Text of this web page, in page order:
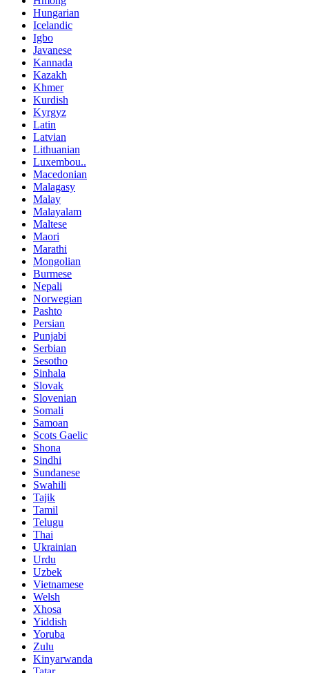
Hungarian
Icelandic
Igbo
Javanese
Kannada
Kazakh
Khmer
Kurdish
Kyrgyz
Latin
Latvian
Lithuanian
Luxembou..
Macedonian
Malagasy
Malay
Malayalam
Maltese
Maori
Marathi
Mongolian
Burmese
Nepali
Norwegian
Pashto
Persian
Punjabi
Serbian
Sesotho
Sinhala
Slovak
Slovenian
Somali
Samoan
Scots Gaelic
Shona
Sindhi
Sundanese
Swahili
Tajik
Tamil
Telugu
Thai
Ukrainian
Urdu
Uzbek
Vietnamese
Welsh
Xhosa
Yiddish
Yoruba
Zulu
Kinyarwanda